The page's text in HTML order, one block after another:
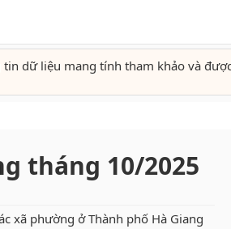
dữ liệu mang tính tham khảo và
tháng 10/2025
xã phường ở Thành phố Hà Giang